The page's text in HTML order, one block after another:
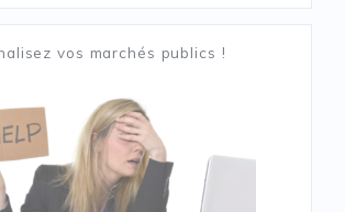
vos marchés publics !